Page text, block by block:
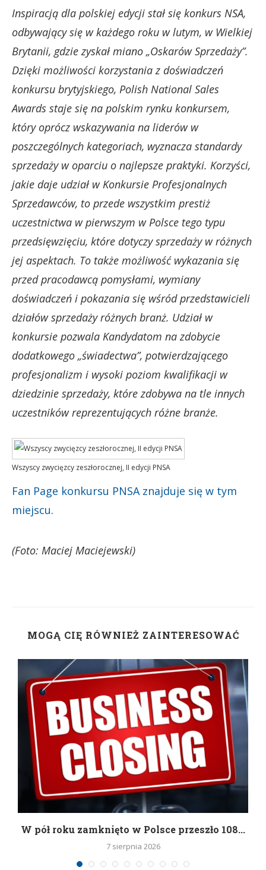
Inspiracją dla polskiej edycji stał się konkurs NSA,
odbywający się w każdego roku w lutym, w Wielkiej
Brytanii, gdzie zyskał miano „Oskarów Sprzedaży”.
Dzięki możliwości korzystania z doświadczeń
konkursu brytyjskiego, Polish National Sales
Awards staje się na polskim rynku konkursem,
który oprócz wskazywania na liderów w
poszczególnych kategoriach, wyznacza standardy
sprzedaży w oparciu o najlepsze praktyki. Korzyści,
jakie daje udział w Konkursie Profesjonalnych
Sprzedawców, to przede wszystkim prestiż
uczestnictwa w pierwszym w Polsce tego typu
przedsięwzięciu, które dotyczy sprzedaży w różnych
jej aspektach. To także możliwość wykazania się
przed pracodawcą pomysłami, wymiany
doświadczeń i pokazania się wśród przedstawicieli
działów sprzedaży różnych branż. Udział w
konkursie pozwala Kandydatom na zdobycie
dodatkowego „świadectwa”, potwierdzającego
profesjonalizm i wysoki poziom kwalifikacji w
dziedzinie sprzedaży, które zdobywa na tle innych
uczestników reprezentujących różne branże.
Wszyscy zwycięzcy zeszłorocznej, II edycji PNSA
Fan Page konkursu PNSA znajduje się w tym
miejscu.
(Foto: Maciej Maciejewski)
MOGĄ CIĘ RÓWNIEŻ ZAINTERESOWAĆ
W pół roku zamknięto w Polsce przeszło 108...
7 sierpnia 2026